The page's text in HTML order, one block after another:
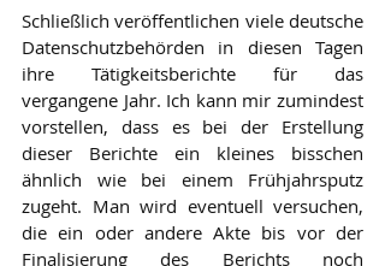
Schließlich veröffentlichen viele deutsche
Datenschutzbehörden in diesen Tagen
ihre Tätigkeitsberichte für das
vergangene Jahr. Ich kann mir zumindest
vorstellen, dass es bei der Erstellung
dieser Berichte ein kleines bisschen
ähnlich wie bei einem Frühjahrsputz
zugeht. Man wird eventuell versuchen,
die ein oder andere Akte bis vor der
Finalisierung des Berichts noch